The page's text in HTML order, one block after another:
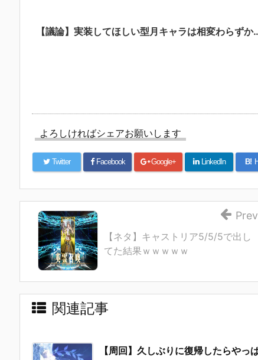
【議論】実装してほしい型月キャラは相変わらずか
よろしければシェアお願いします
Twitter Facebook Google+ LinkedIn B!
【ネタ】キャストリア5/5/5で出し
てた結果ｗｗｗｗｗ
Prev
関連記事
【周回】久しぶりに復帰したらや